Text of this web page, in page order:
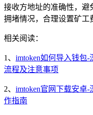
接收方地址的准确性，避
拥堵情况，合理设置矿工
相关阅读：
1、 imtoken如何导入钱包
流程及注意事项
2、 imtoken官网下载安卓
作指南